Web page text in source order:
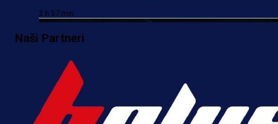
3 h 57 min
Naši Partneri